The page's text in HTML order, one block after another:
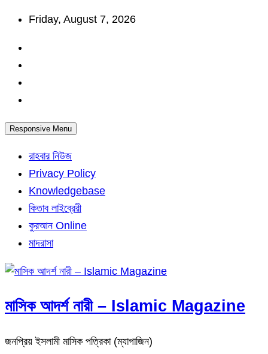
Skip
content
Friday, August 7, 2026
Responsive Menu
রাহবার নিউজ
Privacy Policy
Knowledgebase
কিতাব লাইব্রেরী
কুরআন Online
মাদরাসা
মাসিক আদর্শ নারী – Islamic Magazine
জনপ্রিয় ইসলামী মাসিক পত্রিকা (ম্যাগাজিন)